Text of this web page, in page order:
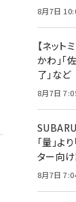
8月7日
【ネット
かわ」「
了」など
8月7日
「量」よ
ター向け
8月7日